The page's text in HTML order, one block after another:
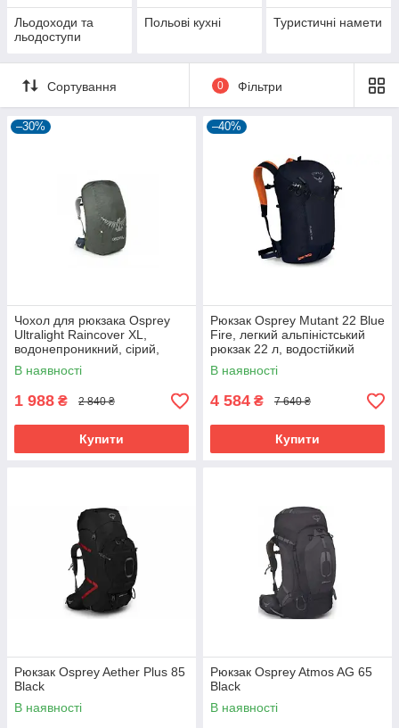
Льодоходи та
льодоступи
Польові кухні Туристичні намети
Сортування 0 Фільтри
–30%
Чохол для рюкзака Osprey
Ultralight Raincover XL,
водонепроникний, сірий,
світловідбиваючий
В наявності
1 988 ₴ 2 840 ₴
Купити
–40%
Рюкзак Osprey Mutant 22 Blue
Fire, легкий альпіністський
рюкзак 22 л, водостійкий
В наявності
4 584 ₴ 7 640 ₴
Купити
Рюкзак Osprey Aether Plus 85
Black
В наявності
Рюкзак Osprey Atmos AG 65
Black
В наявності